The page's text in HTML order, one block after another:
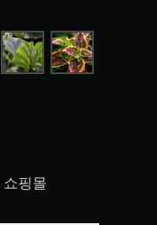
쇼핑몰